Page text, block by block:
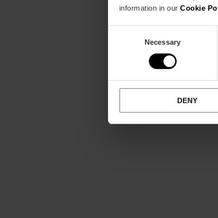
information in our Cookie
Necessary
DENY